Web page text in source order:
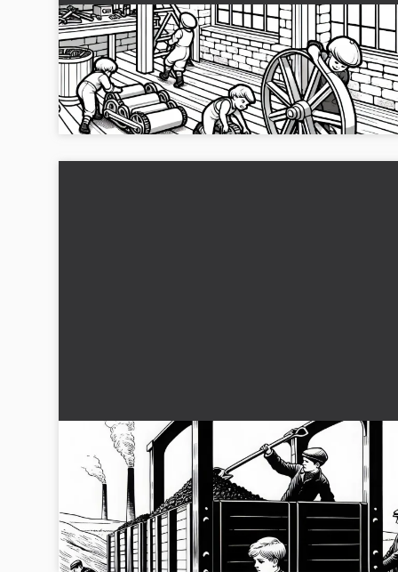
Børn ruller små tandhjul hen over trægulvet i
værkstedet - gratis farvelægning Industriel
Revolution
Opdag en tegning med børn, der ruller tandhjul på trægulv i
værksted. Gratis JPG-download og online version. Hent nu!...
Dreng hjælper med at laste en kulvogn
Malebillede Industriel Revolution gratis
Spændende malebillede med en dreng, der laster en
fra den industrielle revolution. Gratis at downloade som JPG
eller farvelægge online. Download...